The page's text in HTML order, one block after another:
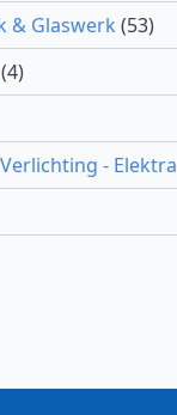
& Glaswerk (53)
(4)
- Elektra